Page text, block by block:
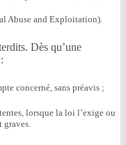
Abuse and Exploitation).
Dès qu’une
concerné, sans préavis ;
lorsque la loi l’exige ou
graves.